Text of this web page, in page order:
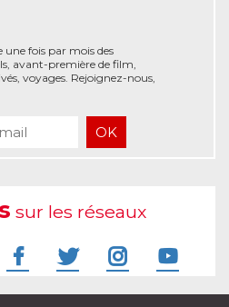
une fois par mois des
avant-première de film,
voyages. Rejoignez-nous,
sur les réseaux